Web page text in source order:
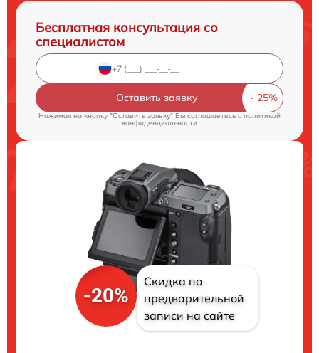
Бесплатная консультация со
специалистом
Оставить заявку
Нажимая на кнопку "Оставить заявку" Вы соглашаетесь c политикой
конфиденциальности
-20%
Скидка по
предварительной
записи на сайте